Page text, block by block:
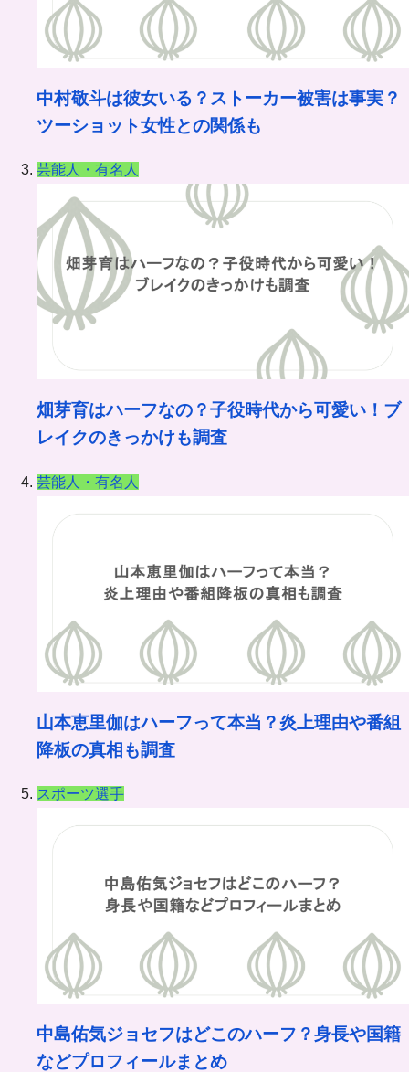
中村敬斗は彼女いる？ストーカー被害は事実？
ツーショット女性との関係も
芸能人・有名人
畑芽育はハーフなの？子役時代から可愛い！ブ
レイクのきっかけも調査
芸能人・有名人
山本恵里伽はハーフって本当？炎上理由や番組
降板の真相も調査
スポーツ選手
中島佑気ジョセフはどこのハーフ？身長や国籍
などプロフィールまとめ